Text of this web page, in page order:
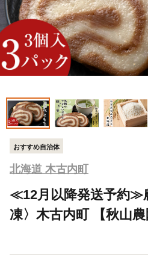
おすすめ自治体
北海道 木古内町
≪12月以降発送予約≫
凍〉木古内町 【秋山